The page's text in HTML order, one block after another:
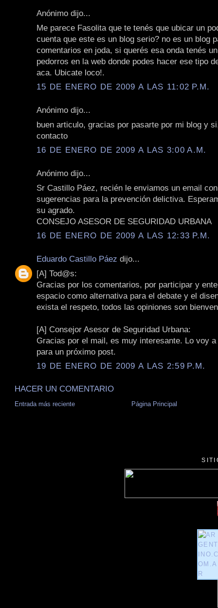
Anónimo dijo...
Me parece Fasolita que te tenés que ubicar un
cuenta que este es un blog serio? no es un blog
comentarios en joda, si querés esa onda tenés
pedorros en la web donde podes hacer ese tipo
aca. Ubicate loco!.
15 DE ENERO DE 2009 A LAS 11:02 P.M.
Anónimo dijo...
buen articulo, gracias por pasarte por mi blog y
contacto
16 DE ENERO DE 2009 A LAS 3:00 A.M.
Anónimo dijo...
Sr Castillo Páez, recién le enviamos un email
sugerencias para la prevención delictiva.
su agrado.
CONSEJO ASESOR DE SEGURIDAD URBANA
16 DE ENERO DE 2009 A LAS 12:33 P.M.
Eduardo Castillo Páez dijo...
[A] Tod@s:
Gracias por los comentarios, por participar y
espacio como alternativa para el debate y el
exista el respeto, todos las opiniones son
[A] Consejor Asesor de Seguridad Urbana:
Gracias por el mail, es muy interesante. Lo voy
para un próximo post.
19 DE ENERO DE 2009 A LAS 2:59 P.M.
HACER UN COMENTARIO
Entrada más reciente Página Principal